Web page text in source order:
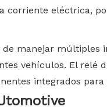
corriente eléctrica,
manejar múltiples
vehículos. El
integrados